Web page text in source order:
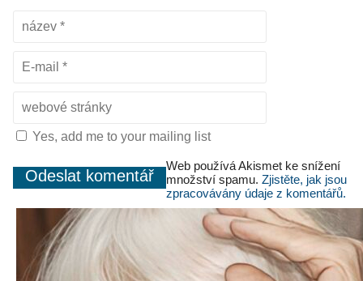
Yes, add me to your mailing list
Web používá Akismet ke snížení
množství spamu. Zjistěte, jak jsou
zpracovávány údaje z komentářů.